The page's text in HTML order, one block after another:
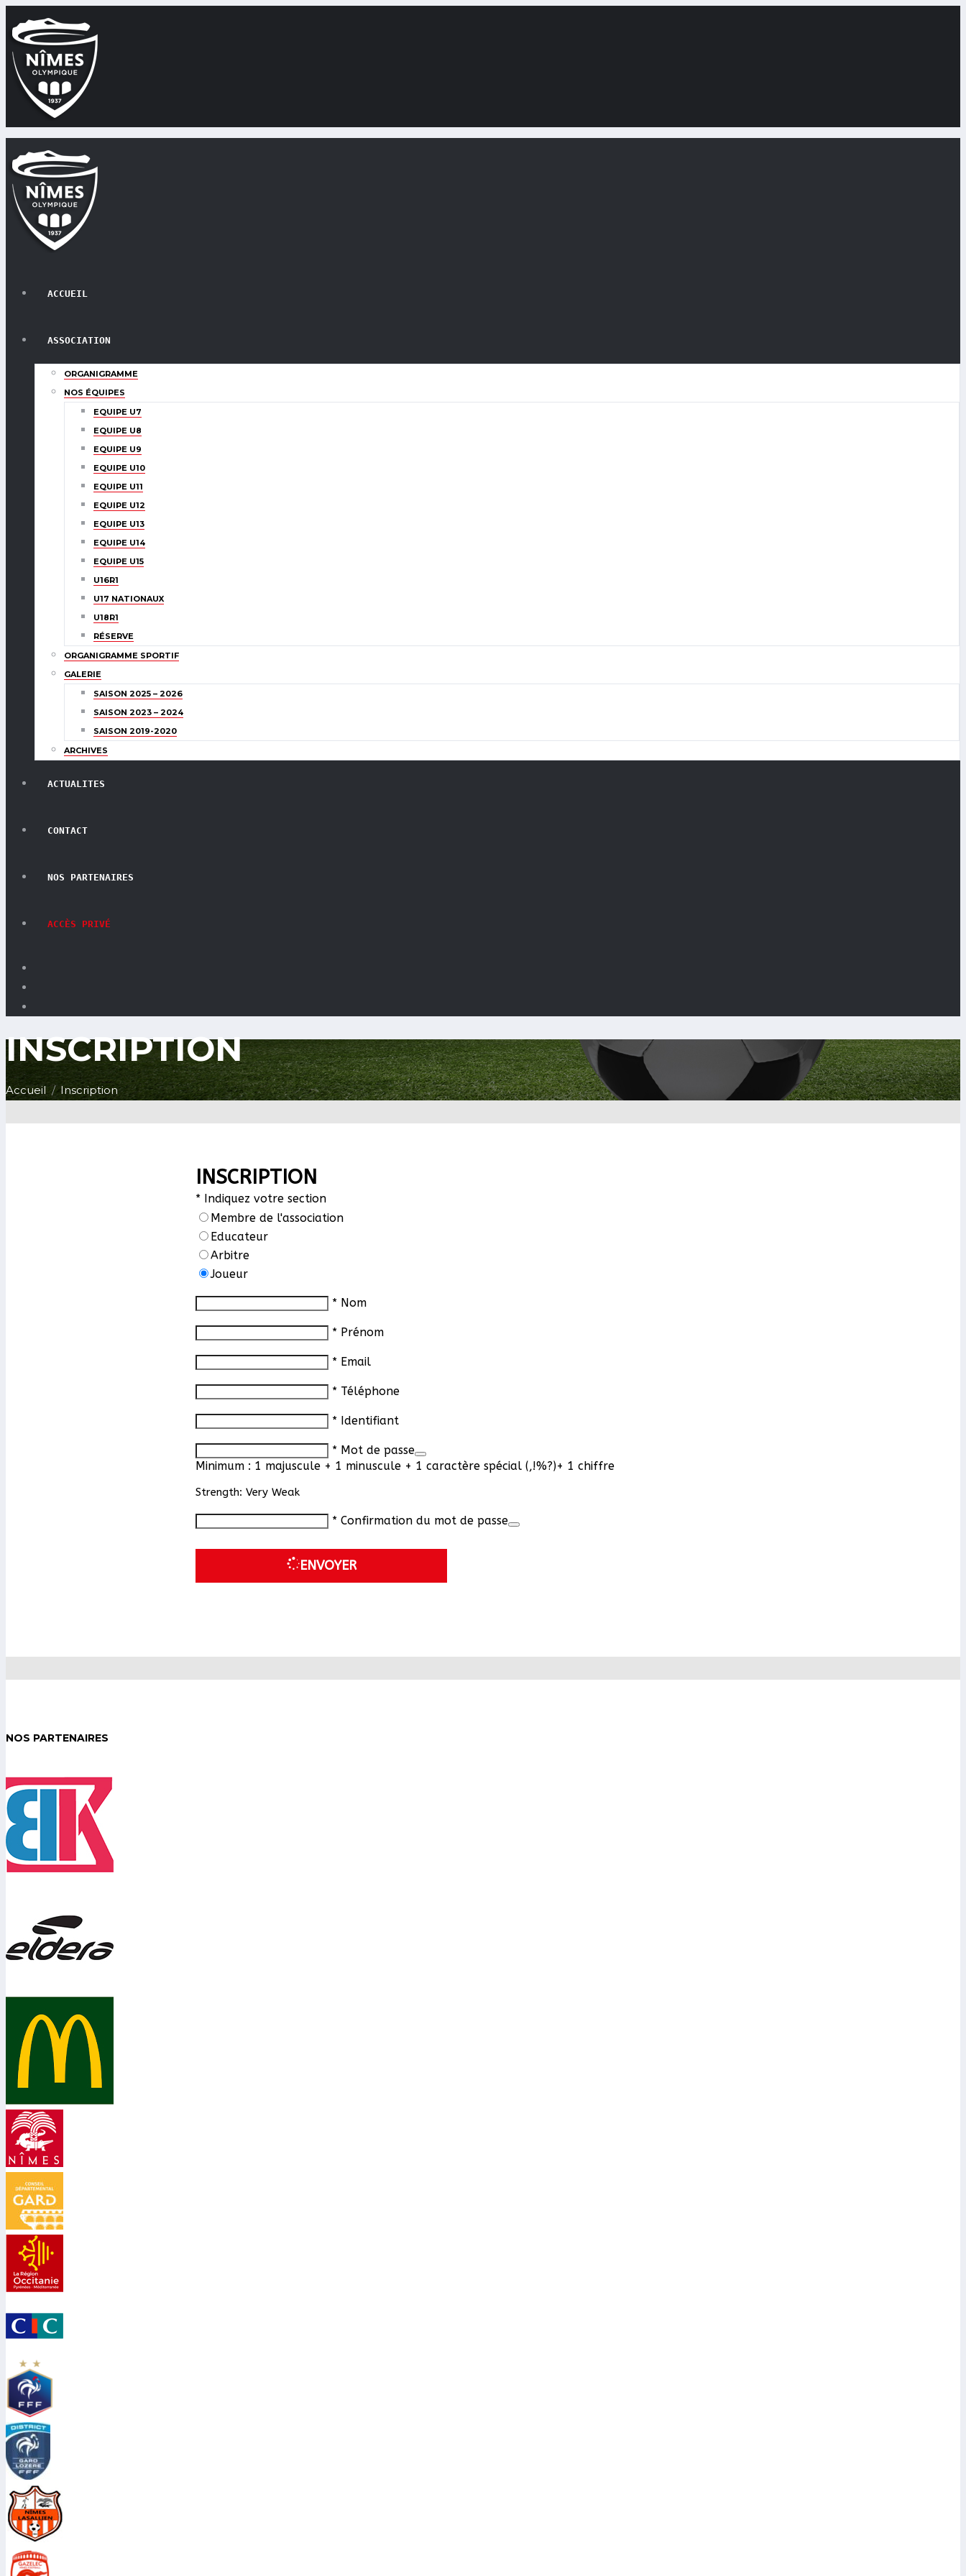
ACCUEIL
ASSOCIATION
ORGANIGRAMME
NOS ÉQUIPES
EQUIPE U7
EQUIPE U8
EQUIPE U9
EQUIPE U10
EQUIPE U11
EQUIPE U12
EQUIPE U13
EQUIPE U14
EQUIPE U15
U16R1
U17 NATIONAUX
U18R1
RÉSERVE
ORGANIGRAMME SPORTIF
GALERIE
SAISON 2025 – 2026
SAISON 2023 – 2024
SAISON 2019-2020
ARCHIVES
ACTUALITES
CONTACT
NOS PARTENAIRES
ACCÈS PRIVÉ
INSCRIPTION
Accueil Inscription
INSCRIPTION
* Indiquez votre section
Membre de l'association
Educateur
Arbitre
Joueur
* Nom
* Prénom
* Email
* Téléphone
* Identifiant
* Mot de passe
Minimum : 1 majuscule + 1 minuscule + 1 caractère spécial (,!%?)+ 1 chiffre
Strength: Very Weak
* Confirmation du mot de passe
ENVOYER
NOS PARTENAIRES